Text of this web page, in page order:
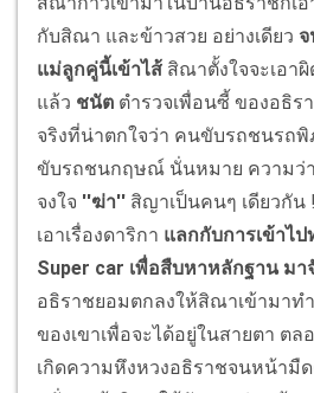
กับสิณา และข้าวสวย อย่างเดียว จ
แม่ลูกคู่นี้เข้าไส้ สิณาตั้งใจจะเอา
แล้ว ชนัต ตำรวจเพื่อนซี้ ของอธิร
จริงที่น่าตกใจว่า คนขับรถชนรถ
ขับรถชนกฤษณ์ นั่นหมาย ความว่
จงใจ ''ฆ่า'' สิญาเป็นคนๆ เดียวกัน
เอาเรื่องดาริกา แลกกับการเข้าไ
Super car เพื่อสืบหาหลักฐาน มา
อธิราชยอมตกลงให้สิณาเข้ามาท
ของเขาเพื่อจะได้อยู่ในสายตา ตล
เกิดความหึงหวงอธิราชจนหน้ามื